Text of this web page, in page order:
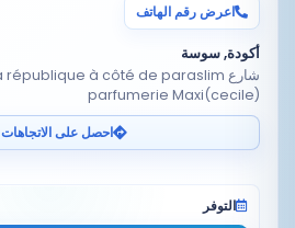
اعرض رقم الهاتف
أكودة, سوسة
parfumerie Maxi(cecile)
احصل على الاتجاهات
التوفر